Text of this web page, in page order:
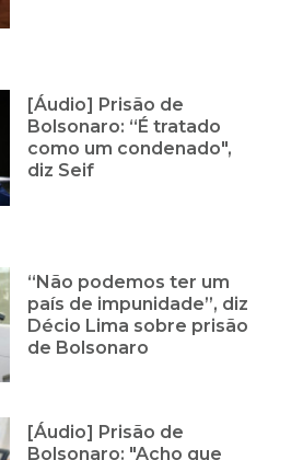
[Áudio] Prisão de
Bolsonaro: “É tratado
como um condenado",
diz Seif
“Não podemos ter um
país de impunidade”, diz
Décio Lima sobre prisão
de Bolsonaro
[Áudio] Prisão de
Bolsonaro: "Acho que